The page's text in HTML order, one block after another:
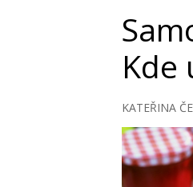
Kde
KATEŘINA